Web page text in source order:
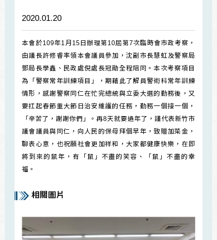
2020.01.20
​​​​​​本會於109年1月15日辦理第10屆第7次臨時會市政考察，
由議長許修睿率領本會議員參加，沈副市長慧虹及警察局
鄧局長學鑫、民政處倪處長冠勛全程陪同。本次考察項目
為「警察常年訓練項目」，期藉此了解員警術科常年訓練
情形，感謝警察同仁在忙完總統與立委大選的勤務後，又
要扛起春節重大節日治安維護的任務，勤務一個接一個，
「辛苦了，謝謝你們」。再8天就要過年了，謹代表新竹市
議會議員與同仁，向人民的保母拜個早年，致贈加菜金，
聊表心意，也祝願社會更加祥和，大家都健康快樂，在即
將到來的鼠年，有「鼠」不盡的笑容、「鼠」不盡的幸
福。
相關圖片